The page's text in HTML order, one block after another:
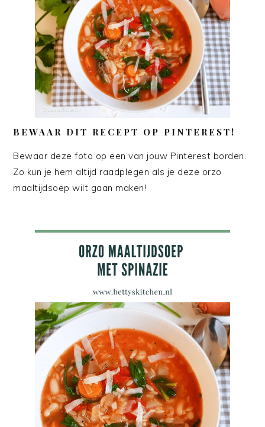
BEWAAR DIT RECEPT OP PINTEREST!
Bewaar deze foto op een van jouw Pinterest borden.
Zo kun je hem altijd raadplegen als je deze orzo
maaltijdsoep wilt gaan maken!